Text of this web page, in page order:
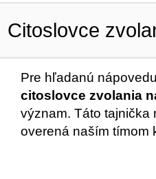
Citoslovce
Pre hľadanú
citoslovce zvolania
význam. Táto tajnička
overená naším tímom